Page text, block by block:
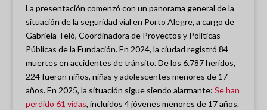
La presentación comenzó con un panorama general de la
situación de la seguridad vial en Porto Alegre, a cargo de
Gabriela Teló, Coordinadora de Proyectos y Políticas
Públicas de la Fundación. En 2024, la ciudad registró 84
muertes en accidentes de tránsito. De los 6.787 heridos,
224 fueron niños, niñas y adolescentes menores de 17
años. En 2025, la situación sigue siendo alarmante: Se han
perdido 61 vidas, incluidos 4 jóvenes menores de 17 años.